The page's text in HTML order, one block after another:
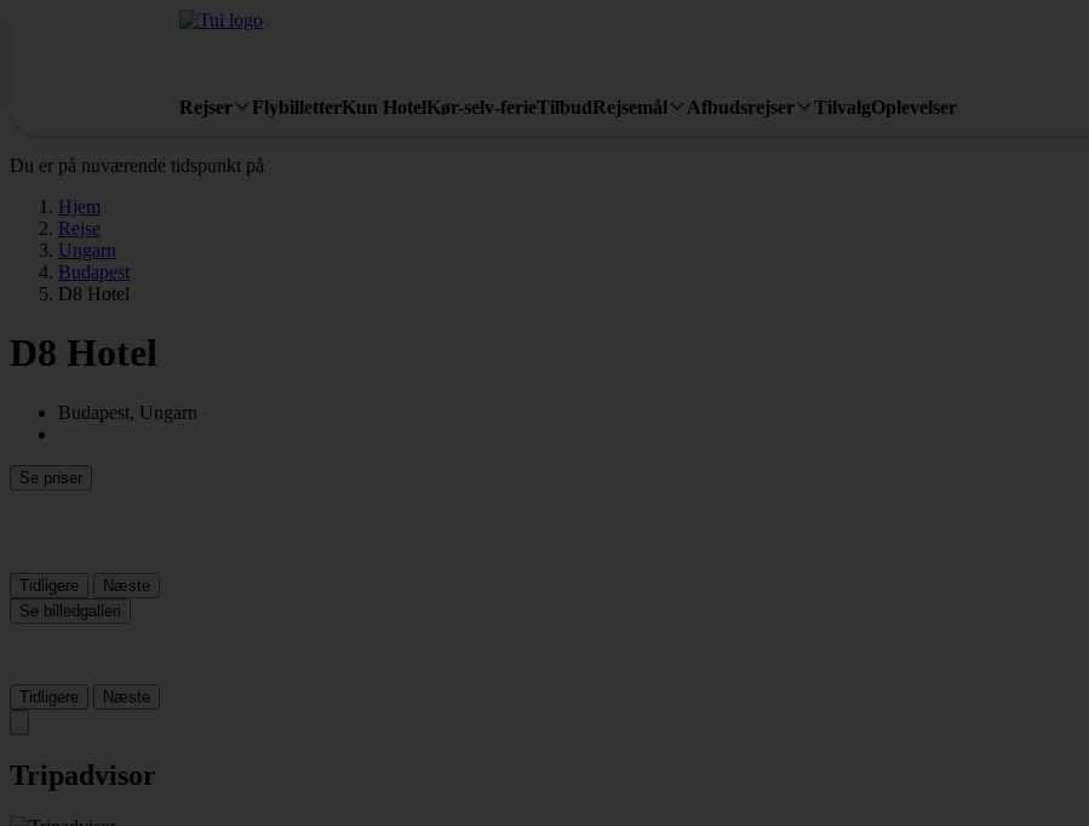
Rejser FlybilletterKun HotelKør-selv-ferieTilbudRejsemål Afbudsrejser TilvalgOplevelser
Du er på nuværende tidspunkt på
Hjem
Rejse
Ungarn
Budapest
D8 Hotel
D8 Hotel
Budapest, Ungarn
Se priser
Tidligere
Næste
Se billedgalleri
Tidligere Næste
Tripadvisor